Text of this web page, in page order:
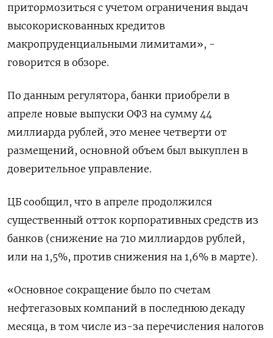
притормозиться с учетом ограничения выдач
высокорискованных кредитов
макропруденциальными лимитами», -
говорится в обзоре.
По данным регулятора, банки приобрели в
апреле новые выпуски ОФЗ на сумму 44
миллиарда рублей, это менее четверти от
размещений, основной объем был выкуплен в
доверительное управление.
ЦБ сообщил, что в апреле продолжился
существенный отток корпоративных средств из
банков (снижение на 710 миллиардов рублей,
или на 1,5%, против снижения на 1,6% в марте).
«Основное сокращение было по счетам
нефтегазовых компаний в последнюю декаду
месяца, в том числе из-за перечисления налогов